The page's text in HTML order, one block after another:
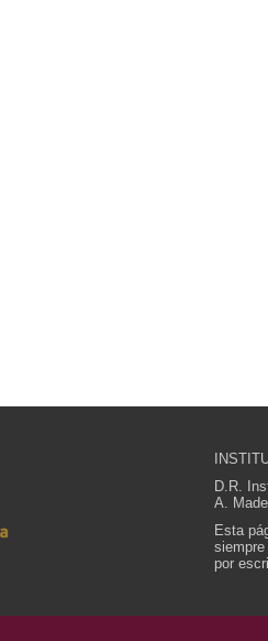
D.R.
A.
Esta
por